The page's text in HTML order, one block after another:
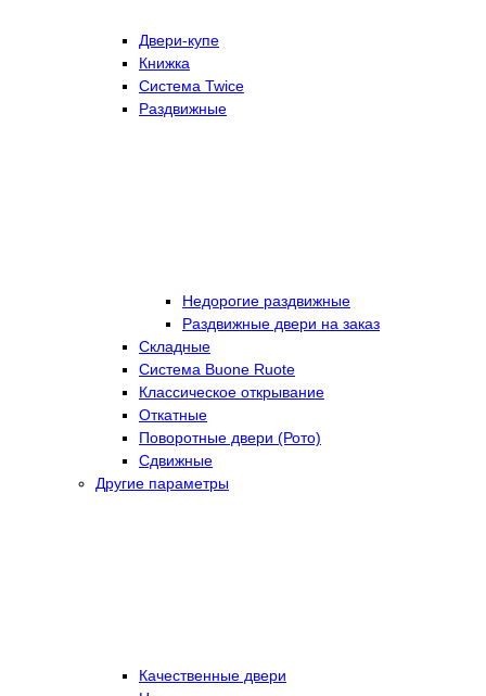
Двери-купе
Книжка
Система Twice
Раздвижные
Недорогие раздвижные
Раздвижные двери на заказ
Складные
Cистема Buone Ruote
Классическое открывание
Откатные
Поворотные двери (Рото)
Сдвижные
Другие параметры
Качественные двери